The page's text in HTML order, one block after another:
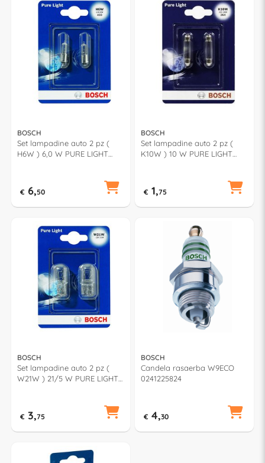
BOSCH
Set lampadine auto 2 pz (
H6W ) 6,0 W PURE LIGHT
€ 6,50
BOSCH
Set lampadine auto 2 pz (
K10W ) 10 W PURE LIGHT
€ 1,75
BOSCH
Set lampadine auto 2 pz (
W21W ) 21/5 W PURE LIGHT
€ 3,75
BOSCH
Candela rasaerba W9ECO
0241225824
€ 4,30